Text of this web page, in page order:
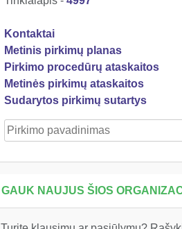
Kontaktai
Metinis pirkimų planas
Pirkimo procedūrų ataskaitos
Metinės pirkimų ataskaitos
Sudarytos pirkimų sutartys
GAUK NAUJUS ŠIOS